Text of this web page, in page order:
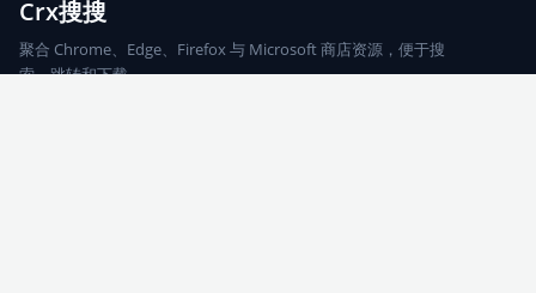
Crx搜搜
聚合 Chrome、Edge、Firefox 与 Microsoft 商店资源，便于搜
索、跳转和下载。